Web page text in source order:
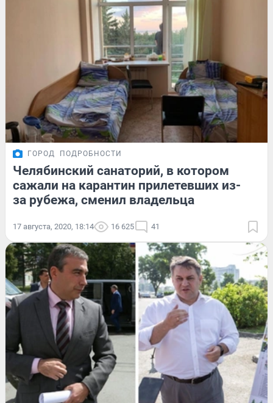
ГОРОД ПОДРОБНОСТИ
Челябинский санаторий, в котором
сажали на карантин прилетевших из-
за рубежа, сменил владельца
17 августа, 2020, 18:14 16 625 41